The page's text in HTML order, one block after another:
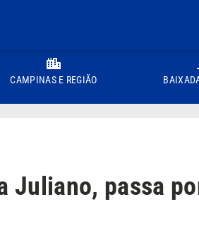
CAMPINAS E REGIÃO
Juliano, passa